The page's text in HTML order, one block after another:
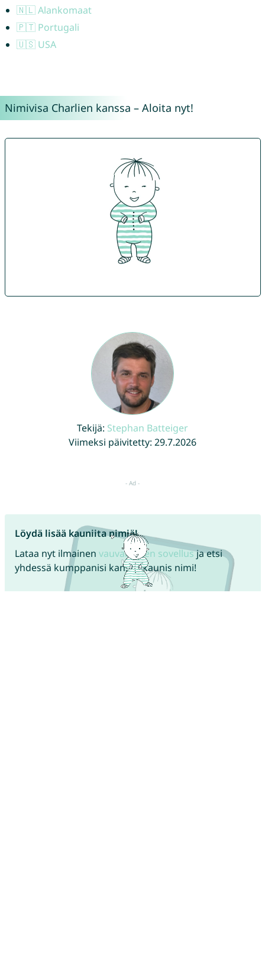
🇳🇱 Alankomaat
🇵🇹 Portugali
🇺🇸 USA
Nimivisa Charlien kanssa – Aloita nyt!
Tekijä: Stephan Batteiger
Viimeksi päivitetty: 29.7.2026
Löydä lisää kauniita nimiä!
Lataa nyt ilmainen vauvanimien sovellusja etsi
yhdessä kumppanisi kanssa kaunis nimi!